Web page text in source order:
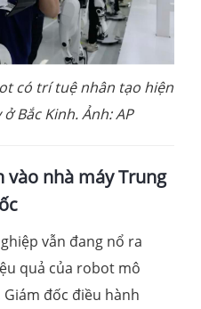
có trí tuệ nhân tạo hiện
Bắc Kinh. Ảnh: AP
nhà máy Trung
vẫn đang nổ ra
quả của robot mô
đốc điều hành